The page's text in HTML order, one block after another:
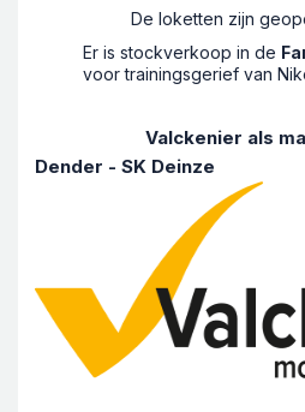
De loketten zijn
Er is stockverkoop in de
voor trainingsgerief van
Valckenier als
Dender - SK Deinze